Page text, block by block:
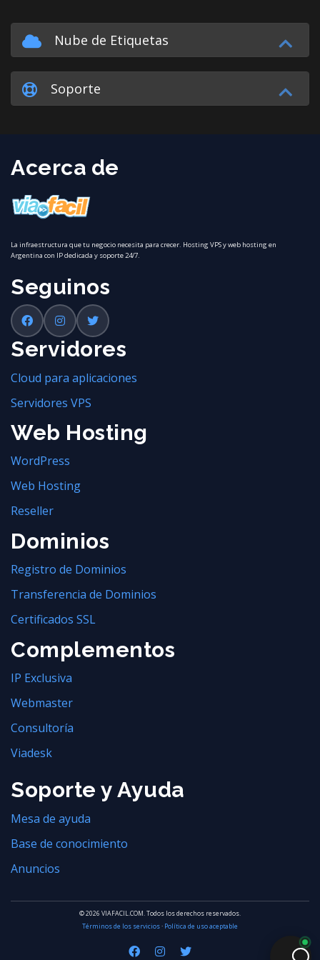
Nube de Etiquetas
Soporte
Acerca de
La infraestructura que tu negocio necesita para crecer. Hosting VPS y web hosting en
Argentina con IP dedicada y soporte 24/7.
Seguinos
Servidores
Cloud para aplicaciones
Servidores VPS
Web Hosting
WordPress
Web Hosting
Reseller
Dominios
Registro de Dominios
Transferencia de Dominios
Certificados SSL
Complementos
IP Exclusiva
Webmaster
Consultoría
Viadesk
Soporte y Ayuda
Mesa de ayuda
Base de conocimiento
Anuncios
© 2026 VIAFACIL.COM. Todos los derechos reservados.
Términos de los servicios· Política de uso aceptable